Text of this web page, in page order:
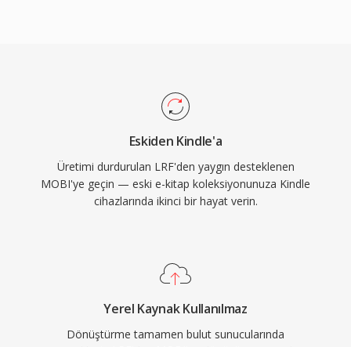
Eskiden Kindle'a
Üretimi durdurulan LRF'den yaygın desteklenen
MOBI'ye geçin — eski e-kitap koleksiyonunuza Kindle
cihazlarında ikinci bir hayat verin.
Yerel Kaynak Kullanılmaz
Dönüştürme tamamen bulut sunucularında